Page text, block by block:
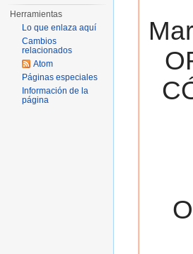
Herramientas
Lo que enlaza aquí
Cambios
relacionados
Atom
Páginas especiales
Información de la
página